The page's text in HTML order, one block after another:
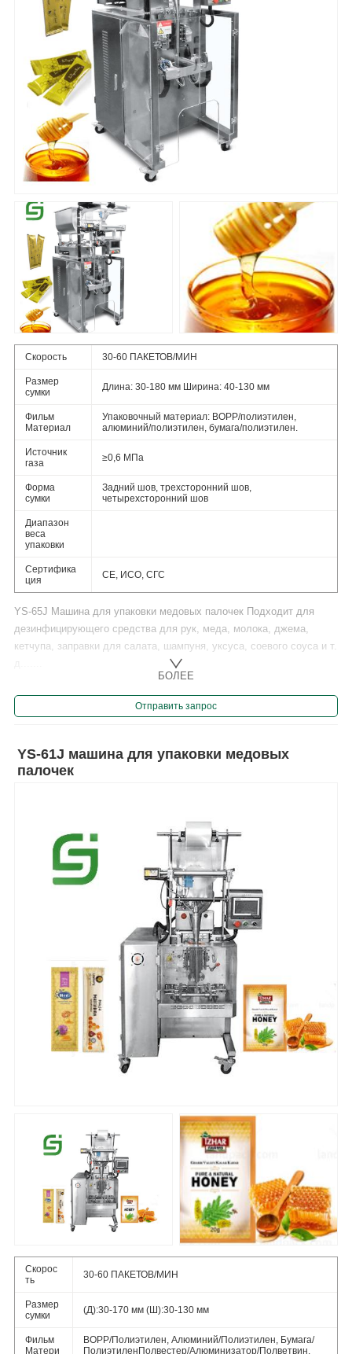
Скорость 30-60 ПАКЕТОВ/МИН
Размер
сумки
Длина: 30-180 мм Ширина: 40-130 мм
Фильм
Материал
Упаковочный материал: BOPP/полиэтилен,
алюминий/полиэтилен, бумага/полиэтилен.
Источник
газа
≥0,6 МПа
Форма
сумки
Задний шов, трехсторонний шов,
четырехсторонний шов
Диапазон
веса
упаковки
Сертифика
ция
CE, ИСО, СГС
YS-65J Машина для упаковки медовых палочек Подходит для
дезинфицирующего средства для рук, меда, молока, джема,
кетчупа, заправки для салата, шампуня, уксуса, соевого соуса и т.
БОЛЕЕ
Отправить запрос
YS-61J машина для упаковки медовых
палочек
Скорос
ть
30-60 ПАКЕТОВ/МИН
Размер
сумки
(Д):30-170 мм (Ш):30-130 мм
Фильм
Матери
BOPP/Полиэтилен, Алюминий/Полиэтилен, Бумага/
ПолиэтиленПолвестер/Алюминизатор/Полветвин,